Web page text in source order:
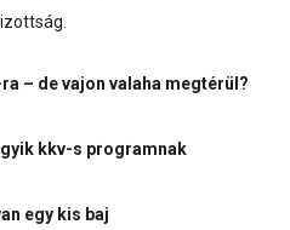
– de vajon valaha megtérül?
kkv-s programnak
egy kis baj